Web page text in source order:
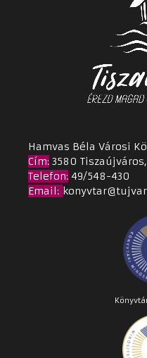
Hamvas Béla Városi
Cím: 3580
Telefon: 49/548-430
Email :